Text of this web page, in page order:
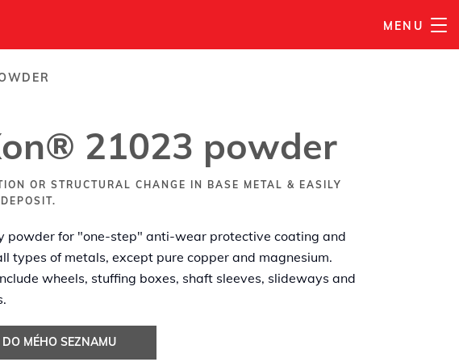
MENU
21023 powder
OR STRUCTURAL CHANGE IN BASE METAL & EASILY
powder for "one-step" anti-wear protective coating and
types of metals, except pure copper and magnesium.
wheels, stuffing boxes, shaft sleeves, slideways and
MÉHO SEZNAMU